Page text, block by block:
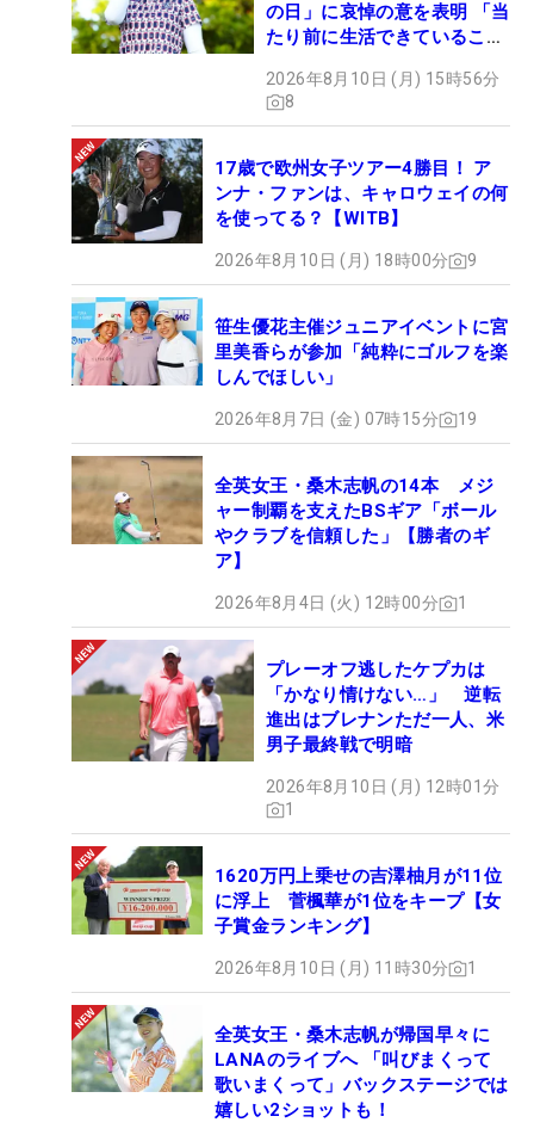
の日」に哀悼の意を表明 「当
たり前に生活できていること
2026年8月10日 (月) 15時56分
8
17歳で欧州女子ツアー4勝目！ ア
ンナ・ファンは、キャロウェイの何
を使ってる？【WITB】
2026年8月10日 (月) 18時00分 9
笹生優花主催ジュニアイベントに宮
里美香らが参加「純粋にゴルフを楽
しんでほしい」
2026年8月7日 (金) 07時15分 19
全英女王・桑木志帆の14本 メジ
ャー制覇を支えたBSギア「ボール
やクラブを信頼した」【勝者のギ
ア】
2026年8月4日 (火) 12時00分 1
プレーオフ逃したケプカは
「かなり情けない…」 逆転
進出はブレナンただ一人、米
男子最終戦で明暗
2026年8月10日 (月) 12時01分
1
1620万円上乗せの吉澤柚月が11位
に浮上 菅楓華が1位をキープ【女
子賞金ランキング】
2026年8月10日 (月) 11時30分 1
全英女王・桑木志帆が帰国早々に
LANAのライブへ 「叫びまくって
歌いまくって」バックステージでは
嬉しい2ショットも！